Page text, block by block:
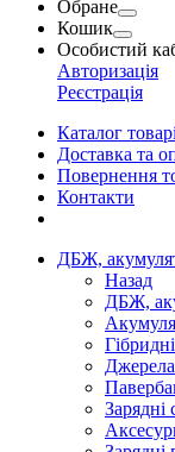
Обране
Кошик
Особистий
Авторизація
Реєстрація
Каталог
Доставка та
Повернення
Контакти
ДБЖ,
Назад
ДБЖ,
Зарядні